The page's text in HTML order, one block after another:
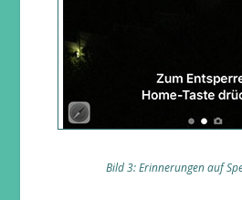
Bild 3: Erinnerungen auf